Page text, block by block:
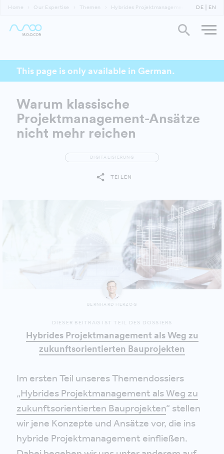
Home Our Expertise Themen Hybrides Projektmanagement als Weg zu
DE EN
This page is only available in German.
Warum klassische
Projektmanagement-Ansätze
nicht mehr reichen
DIGITALISIERUNG
TEILEN
BERNHARD HERZOG
DIESER BEITRAG IST TEIL DES DOSSIERS
Hybrides Projektmanagement als Weg zu
zukunftsorientierten Bauprojekten
Im ersten Teil unseres Themendossiers
„Hybrides Projektmanagement als Weg zu
zukunftsorientierten Bauprojekten“ stellen
wir jene Konzepte und Ansätze vor, die ins
hybride Projektmanagement einfließen.